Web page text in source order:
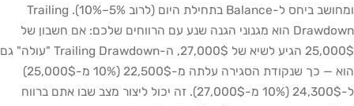
ומחושב ביחס ל-Balance בתחילת היום (לרוב 5%–10%). Trailing
Drawdown הוא מגנוני הגנה שנע עם הרווחים שלכם: אם חשבון של
25,000$ הגיע לשיא של 27,000$, ה-Trailing Drawdown "עולה" גם
הוא — כך שנקודת הסגירה עלתה מ-22,500$ (10% מ-25,000$)
ל-24,300$ (10% מ-27,000$). זה יכול ליצור מצב שבו אתם ברווח